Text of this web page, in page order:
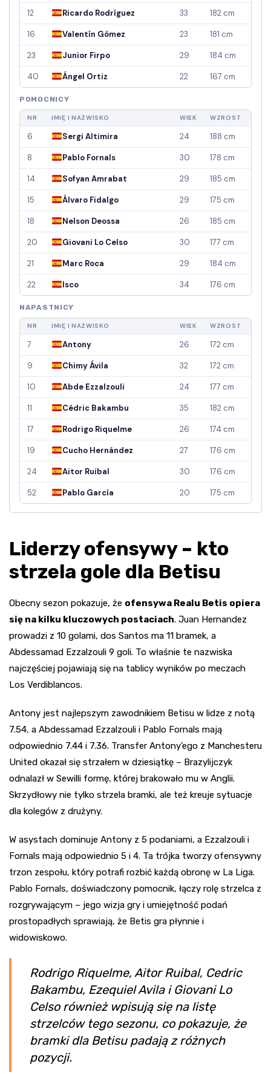
12 Ricardo Rodríguez 33 182 cm
16 Valentín Gómez 23 181 cm
23 Junior Firpo 29 184 cm
40 Ángel Ortiz 22 167 cm
POMOCNICY
NR IMIĘ I NAZWISKO WIEK WZROST
6 Sergi Altimira 24 188 cm
8 Pablo Fornals 30 178 cm
14 Sofyan Amrabat 29 185 cm
15 Álvaro Fidalgo 29 175 cm
18 Nelson Deossa 26 185 cm
20 Giovani Lo Celso 30 177 cm
21 Marc Roca 29 184 cm
22 Isco 34 176 cm
NAPASTNICY
NR IMIĘ I NAZWISKO WIEK WZROST
7 Antony 26 172 cm
9 Chimy Ávila 32 172 cm
10 Abde Ezzalzouli 24 177 cm
11 Cédric Bakambu 35 182 cm
17 Rodrigo Riquelme 26 174 cm
19 Cucho Hernández 27 176 cm
24 Aitor Ruibal 30 176 cm
52 Pablo García 20 175 cm
Liderzy ofensywy – kto
strzela gole dla Betisu
Obecny sezon pokazuje, że ofensywa Realu Betis opiera
się na kilku kluczowych postaciach. Juan Hernandez
prowadzi z 10 golami, dos Santos ma 11 bramek, a
Abdessamad Ezzalzouli 9 goli. To właśnie te nazwiska
najczęściej pojawiają się na tablicy wyników po meczach
Los Verdiblancos.
Antony jest najlepszym zawodnikiem Betisu w lidze z notą
7.54, a Abdessamad Ezzalzouli i Pablo Fornals mają
odpowiednio 7.44 i 7.36. Transfer Antony’ego z Manchesteru
United okazał się strzałem w dziesiątkę – Brazylijczyk
odnalazł w Sewilli formę, której brakowało mu w Anglii.
Skrzydłowy nie tylko strzela bramki, ale też kreuje sytuacje
dla kolegów z drużyny.
W asystach dominuje Antony z 5 podaniami, a Ezzalzouli i
Fornals mają odpowiednio 5 i 4. Ta trójka tworzy ofensywny
trzon zespołu, który potrafi rozbić każdą obronę w La Liga.
Pablo Fornals, doświadczony pomocnik, łączy rolę strzelca z
rozgrywającym – jego wizja gry i umiejętność podań
prostopadłych sprawiają, że Betis gra płynnie i
widowiskowo.
Rodrigo Riquelme, Aitor Ruibal, Cedric
Bakambu, Ezequiel Avila i Giovani Lo
Celso również wpisują się na listę
strzelców tego sezonu, co pokazuje, że
bramki dla Betisu padają z różnych
pozycji.